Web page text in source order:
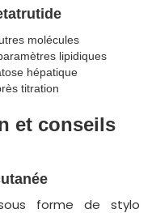
molécules
lipidiques
hépatique
titration
et conseils
forme de stylo